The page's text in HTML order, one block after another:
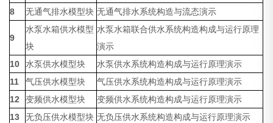
8
无通气排水模型块 无通气排水系统构造与流态演示
9
水泵水箱供水模型
块
水泵水箱联合供水系统构造构成与运行原理
演示
10
水泵供水模型块
水泵供水系统构造构成与运行原理演示
11
气压供水模型块
气压供水系统构造构成与运行原理演示
12
变频供水模型块
变频供水系统构造构成与运行原理演示
13
无负压供水模型块 无负压供水系统构造构成与运行原理演示